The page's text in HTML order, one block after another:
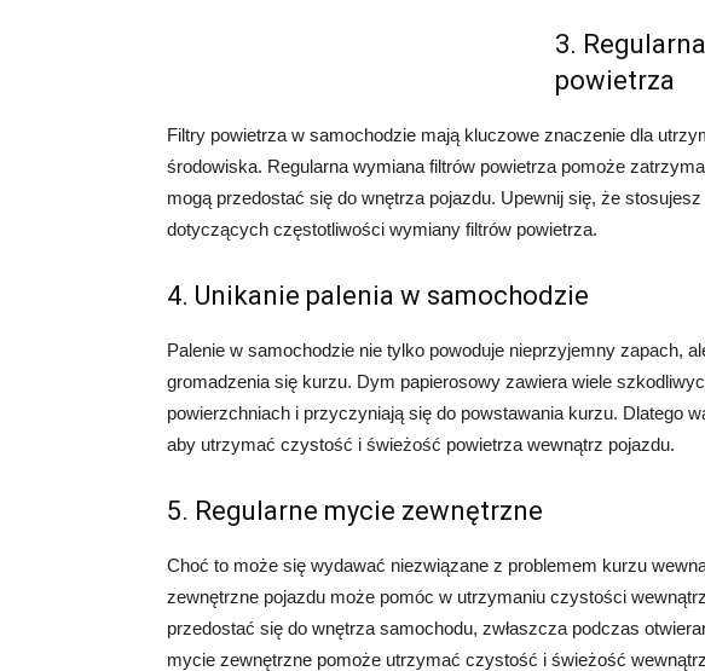
3.
powietrza
Filtry powietrza w samochodzie mają kluczowe znaczenie dla
środowiska. Regularna wymiana filtrów powietrza pomoże
mogą przedostać się do wnętrza pojazdu. Upewnij się, że
dotyczących częstotliwości wymiany filtrów powietrza.
4. Unikanie palenia w samochodzie
Palenie w samochodzie nie tylko powoduje nieprzyjemny zapach,
gromadzenia się kurzu. Dym papierosowy zawiera wiele
powierzchniach i przyczyniają się do powstawania kurzu. Dlatego
aby utrzymać czystość i świeżość powietrza wewnątrz pojazdu.
5. Regularne mycie zewnętrzne
Choć to może się wydawać niezwiązane z problemem kurzu
zewnętrzne pojazdu może pomóc w utrzymaniu czystości
przedostać się do wnętrza samochodu, zwłaszcza podczas
mycie zewnętrzne pomoże utrzymać czystość i świeżość